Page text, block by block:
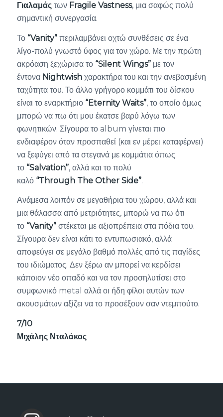
Γιαλαμάς των Fragile Vastness, μια σαφώς πολύ
σημαντική συνεργασία.
Το “Vanity”περιλαμβάνει οχτώ συνθέσεις σε ένα
λίγο-πολύ γνωστό ύφος για τον χώρο. Με την πρώτη
ακρόαση ξεχώρισα το “Silent Wings”με τον
έντονα Nightwishχαρακτήρα του και την ανεβασμένη
ταχύτητα του. Το άλλο γρήγορο κομμάτι του δίσκου
είναι το εναρκτήριο “Eternity Waits”, το οποίο όμως
μπορώ να πω ότι μου έκατσε βαρύ λόγω των
φωνητικών. Σίγουρα το album γίνεται πιο
ενδιαφέρον όταν προσπαθεί (και εν μέρει καταφέρνει)
να ξεφύγει από τα στεγανά με κομμάτια όπως
το “Salvation”, αλλά και το πολύ
καλό “Through The Other Side”.
Ανάμεσα λοιπόν σε μεγαθήρια του χώρου, αλλά και
μια θάλασσα από μετριότητες, μπορώ να πω ότι
το “Vanity”στέκεται με αξιοπρέπεια στα πόδια του.
Σίγουρα δεν είναι κάτι το εντυπωσιακό, αλλά
αποφεύγει σε μεγάλο βαθμό πολλές από τις παγίδες
του ιδιώματος. Δεν ξέρω αν μπορεί να κερδίσει
κάποιον νέο οπαδό και να τον προσηλυτίσει στο
συμφωνικό metal αλλά οι ήδη φίλοι αυτών των
ακουσμάτων αξίζει να το προσέξουν σαν ντεμπούτο.
7/10
Μιχάλης Νταλάκος